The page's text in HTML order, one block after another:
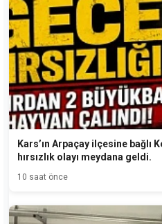
Kars’ın Arpaçay ilçesine bağlı
hırsızlık olayı meydana geldi.
10 saat önce